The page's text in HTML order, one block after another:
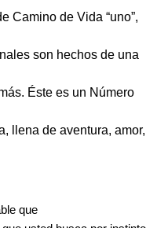
Camino de Vida “uno”,
son hechos de una
Éste es un Número
llena de aventura, amor,
que